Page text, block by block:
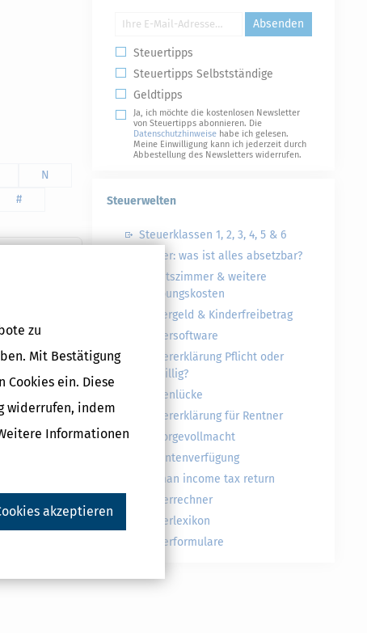
zu
Mit Bestätigung
Cookies ein. Diese
widerrufen, indem
Informationen
akzeptieren
N
#
Druckversion
Absenden
Steuertipps
Steuertipps Selbstständige
Geldtipps
Ja, ich möchte die kostenlosen Newsletter
von Steuertipps abonnieren. Die
Datenschutzhinweise habe ich gelesen.
Meine Einwilligung kann ich jederzeit durch
Abbestellung des Newsletters widerrufen.
Steuerwelten
Steuerklassen 1, 2, 3, 4, 5 & 6
Steuer: was ist alles absetzbar?
Arbeitszimmer & weitere
Werbungskosten
Kindergeld & Kinderfreibetrag
Steuersoftware
Steuererklärung Pflicht oder
freiwillig?
Rentenlücke
Steuererklärung für Rentner
Vorsorgevollmacht
Patientenverfügung
German income tax return
Steuerrechner
Steuerlexikon
Steuerformulare